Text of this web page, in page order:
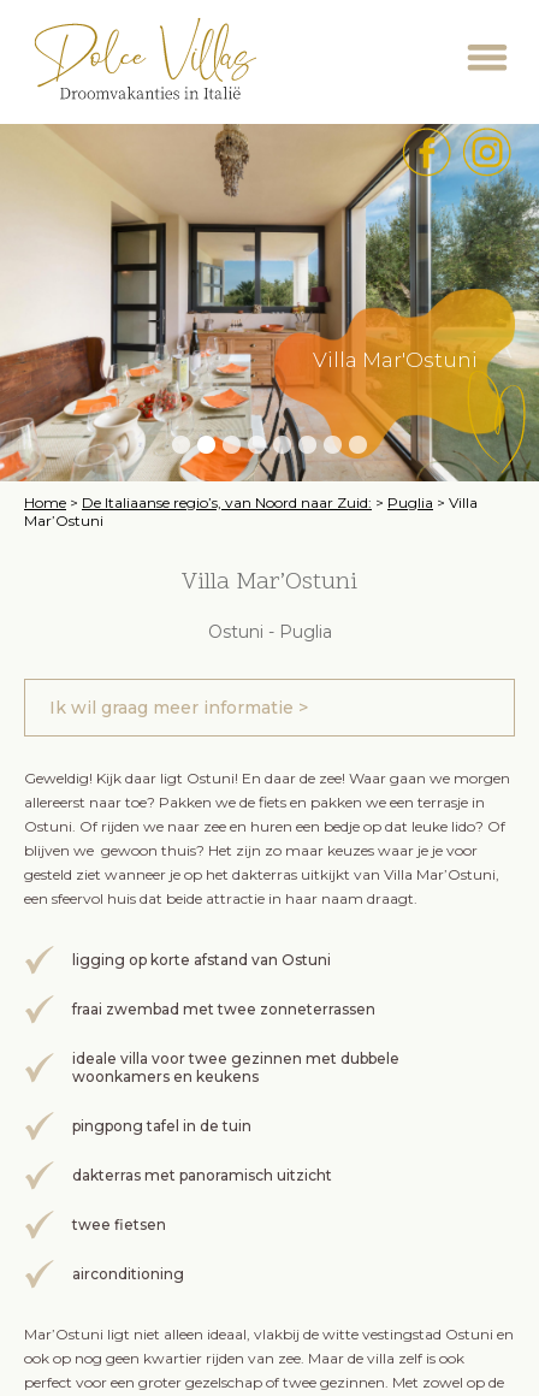
Villa Mar'Ostuni
Home > De Italiaanse regio’s, van Noord naar Zuid: > Puglia > Villa
Mar’Ostuni
Villa Mar’Ostuni
Ostuni - Puglia
Ik wil graag meer informatie >
Geweldig! Kijk daar ligt Ostuni! En daar de zee! Waar gaan we morgen
allereerst naar toe? Pakken we de fiets en pakken we een terrasje in
Ostuni. Of rijden we naar zee en huren een bedje op dat leuke lido? Of
blijven we gewoon thuis? Het zijn zo maar keuzes waar je je voor
gesteld ziet wanneer je op het dakterras uitkijkt van Villa Mar’Ostuni,
een sfeervol huis dat beide attractie in haar naam draagt.
ligging op korte afstand van Ostuni
fraai zwembad met twee zonneterrassen
ideale villa voor twee gezinnen met dubbele
woonkamers en keukens
pingpong tafel in de tuin
dakterras met panoramisch uitzicht
twee fietsen
airconditioning
Mar’Ostuni ligt niet alleen ideaal, vlakbij de witte vestingstad Ostuni en
ook op nog geen kwartier rijden van zee. Maar de villa zelf is ook
perfect voor een groter gezelschap of twee gezinnen. Met zowel op de